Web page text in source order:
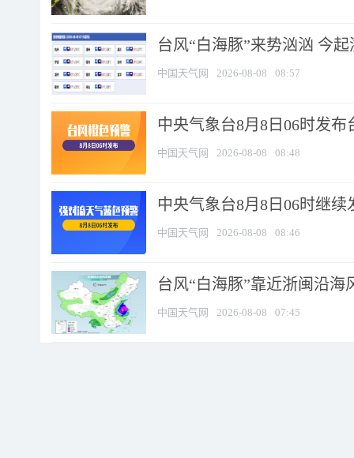
台风“白海豚”来势汹汹 今
中国天气网 2026-08-08 08:57
中央气象台8月8日06时发布
中国天气网 2026-08-08 08:48
中央气象台8月8日06时继
中国天气网 2026-08-08 08:46
台风“白海豚”靠近浙闽沿
中国天气网 2026-08-08 07:45